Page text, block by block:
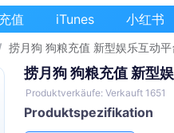
值 iTunes 小红书
捞月狗 狗粮充值 新型娱乐互动平
捞月狗 狗粮充值 新型
Produktverkäufe: Verkauft 1651
Produktspezifikation